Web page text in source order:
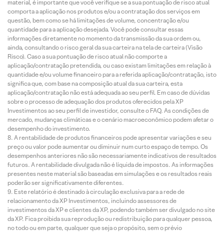
material, é importante que você verifique se a sua pontuação de risco atual
comporta a aplicação nos produtos e/ou a contratação dos serviços em
questão, bem como se há limitações de volume, concentração e/ou
quantidade para a aplicação desejada. Você pode consultar essas
informações diretamente no momento da transmissão da sua ordem ou,
ainda, consultando o risco geral da sua carteira na tela de carteira (Visão
Risco). Caso a sua pontuação de risco atual não comporte a
aplicação/contratação pretendida, ou caso existam limitações em relação à
quantidade e/ou volume financeiro para a referida aplicação/contratação, isto
significa que, com base na composição atual da sua carteira, esta
aplicação/contratação não está adequada ao seu perfil. Em caso de dúvidas
sobre o processo de adequação dos produtos oferecidos pela XP
Investimentos ao seu perfil de investidor, consulte o FAQ. As condições de
mercado, mudanças climáticas e o cenário macroeconômico podem afetar o
desempenho do investimento.
A rentabilidade de produtos financeiros pode apresentar variações e seu
preço ou valor pode aumentar ou diminuir num curto espaço de tempo. Os
desempenhos anteriores não são necessariamente indicativos de resultados
futuros. A rentabilidade divulgada não é líquida de impostos. As informações
presentes neste material são baseadas em simulações e os resultados reais
poderão ser significativamente diferentes.
Este relatório é destinado à circulação exclusiva para a rede de
relacionamento da XP Investimentos, incluindo assessores de
investimentos da XP e clientes da XP, podendo também ser divulgado no site
da XP. Fica proibida sua reprodução ou redistribuição para qualquer pessoa,
no todo ou em parte, qualquer que seja o propósito, sem o prévio